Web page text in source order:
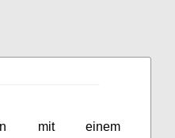
mit einem